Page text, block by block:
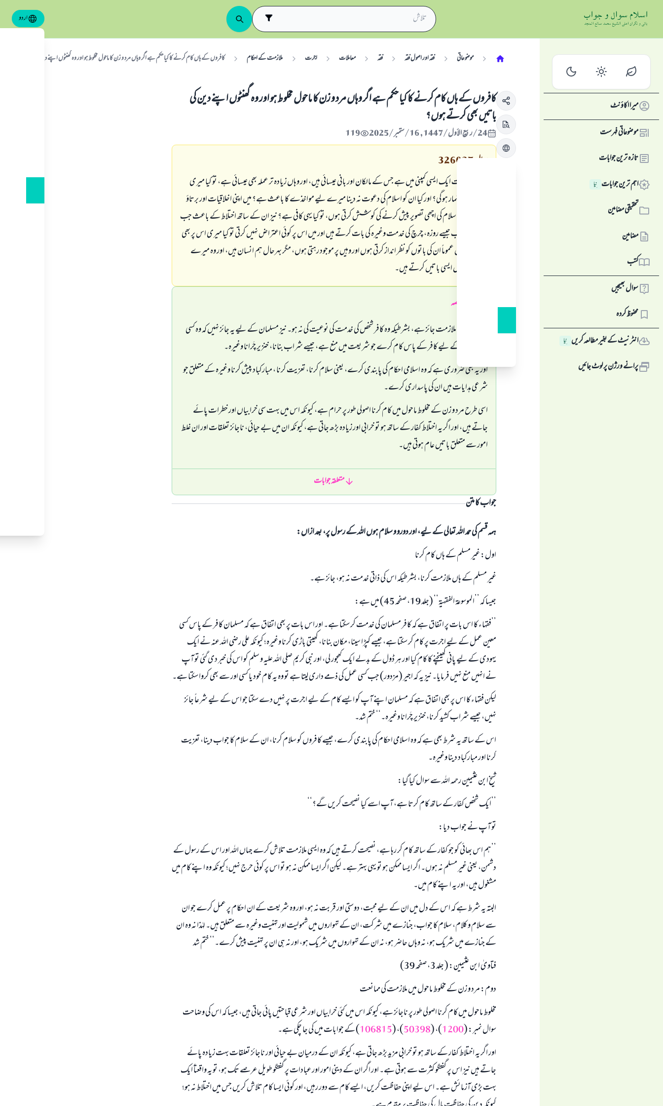
اردو
میرا اکاؤنٹ
موضوعاتی فہرست
تازہ ترین جوابات
اہم ترین جوابات نِیا
تحقیقی مضامین
مضامین
کتب
سوال بھیجیں
محفوظ کردہ
انٹرنیٹ کے بغیر مطالعہ کریں نِیا
پرانے ورژن پر لوٹ جائیں
موضوعاتی فقہ اور اصول فقہ فقہ معاملات اجرت ملازمت کے احکام کافروں کے ہاں کام کرنے کا کیا حکم ہے اگر وہاں مرد و زن کا ماحول مخلوط ہو اور وہ گھنٹوں اپنے دین کی باتیں بھی
کافروں کے ہاں کام کرنے کا کیا حکم ہے اگر وہاں مرد و زن کا ماحول مخلوط ہو اور وہ گھنٹوں اپنے دین کی
باتیں بھی کرتے ہوں؟
24/ربيع الأول/1447 , 16/ستمبر/2025 119
سوال 326027
میری ملازمت ایک ایسی کمپنی میں ہے جس کے مالکان اور بانی عیسائی ہیں، اور وہاں زیادہ تر عملہ بھی عیسائی ہے، تو کیا میری
آمدن حرام شمار ہو گی؟ اور کیا ان کو اسلام کی دعوت نہ دینا میرے لیے مواخذے کا باعث ہے؟ میں اپنی اخلاقیات اور برتاؤ
کے ذریعے اسلام کی اچھی تصویر پیش کرنے کی کوشش کرتی ہوں، تو کیا یہی کافی ہے؟ نیز ان کے ساتھ اختلاط کے باعث جب
وہ اپنے مذہب جیسے روزہ، چرچ کی خدمت وغیرہ کی بات کرتے ہیں اور میں اس پر کوئی اعتراض نہیں کرتی تو کیا میری اس پر بھی
پکڑ ہو گی؟ میں عموماً ان کی باتوں کو نظر انداز کرتی ہوں اور وہیں پر موجود رہتی ہوں، مگر بہرحال ہم انسان ہیں، اور وہ میرے
سامنے گھنٹوں ایسی باتیں کرتے ہیں۔
جواب کا خلاصہ
کافر کے ہاں ملازمت جائز ہے، بشرطیکہ وہ کافر شخص کی خدمت کی نوعیت کی نہ ہو۔ نیز مسلمان کے لیے یہ جائز نہیں کہ وہ کسی
ایسے عمل کے لیے کافر کے پاس کام کرے جو شریعت میں منع ہے، جیسے شراب بنانا، خنزیر چَرانا وغیرہ۔
اور یہ بھی ضروری ہے کہ وہ اسلامی احکام کی پابندی کرے، یعنی سلام کرنا، تعزیت کرنا ، مبارکباد پیش کرنا وغیرہ کے متعلق جو
شرعی ہدایات ہیں ان کی پاسداری کرے۔
اسی طرح مرد و زن کے مخلوط ماحول میں کام کرنا اصولی طور پر حرام ہے، کیونکہ اس میں بہت سی خرابیاں اور خطرات پائے
جاتے ہیں، اور اگر یہ اختلاط کفار کے ساتھ ہو تو خرابی اور زیادہ بڑھ جاتی ہے، کیونکہ ان میں بے حیائی، ناجائز تعلقات اور ان غلط
امور سے متعلق باتیں عام ہوتی ہیں۔
متعلقہ جوابات
جواب کا متن
ہمہ قسم کی حمد اللہ تعالی کے لیے، اور دورو و سلام ہوں اللہ کے رسول پر، بعد ازاں:
اول: غیر مسلم کے ہاں کام کرنا
غیر مسلم کے ہاں ملازمت کرنا، بشرطیکہ اس کی ذاتی خدمت نہ ہو، جائز ہے۔
جیسا کہ ’’الموسوعة الفقهية‘‘ (جلد 19، صفحہ 45) میں ہے:
’’فقہاء کا اس بات پر اتفاق ہے کہ کافر مسلمان کی خدمت کر سکتا ہے۔ اور اس بات پر بھی اتفاق ہے کہ مسلمان کافر کے پاس کسی
معین عمل کے لیے اجرت پر کام کر سکتا ہے، جیسے کپڑا سینا، مکان بنانا، کھیتی باڑی کرنا وغیرہ؛ کیونکہ علی رضی اللہ عنہ نے ایک
یہودی کے لیے پانی کھینچنے کا کام کیا اور ہر ڈول کے بدلے ایک کھجور لی، اور نبی کریم صلی اللہ علیہ و سلم کو اس کی خبر دی گئی تو آپ
نے انہیں منع نہیں فرمایا۔ نیز یہ کہ اجیر (مزدور) جب کسی عمل کی ذمے داری لیتا ہے تو وہ یہ کام خود یا کسی اور سے بھی کروا سکتا ہے۔
لیکن فقہاء کا اس پر بھی اتفاق ہے کہ مسلمان اپنے آپ کو ایسے کام کے لیے اجرت پر نہیں دے سکتا جو اس کے لیے شرعاً جائز
نہیں، جیسے شراب کشید کرنا، خنزیر چَرانا وغیرہ۔‘‘ ختم شد۔
اس کے ساتھ یہ شرط بھی ہے کہ وہ اسلامی احکام کی پابندی کرے، جیسے کافروں کو سلام کرنا، ان کے سلام کا جواب دینا، تعزیت
کرنا اور مبارکباد دینا وغیرہ۔
شیخ ابن عثیمین رحمہ اللہ سے سوال کیا گیا:
’’ایک شخص کفار کے ساتھ کام کرتا ہے، آپ اسے کیا نصیحت کریں گے؟‘‘
تو آپ نے جواب دیا:
’’ہم اس بھائی کو جو کفار کے ساتھ کام کر رہا ہے، نصیحت کرتے ہیں کہ وہ ایسی ملازمت تلاش کرے جہاں اللہ اور اس کے رسول کے
دشمن، یعنی غیر مسلم نہ ہوں۔ اگر ایسا ممکن ہو تو یہی بہتر ہے۔ لیکن اگر ایسا ممکن نہ ہو تو اس پر کوئی حرج نہیں؛ کیونکہ وہ اپنے کام میں
مشغول ہیں، اور یہ اپنے کام میں۔
البتہ یہ شرط ہے کہ اس کے دل میں ان کے لیے محبت، دوستی اور قربت نہ ہو، اور وہ شریعت کے ان احکام پر عمل کرے جو ان
سے سلام و کلام، سلام کا جواب، جنازے میں شرکت، ان کے تہواروں میں شمولیت اور تہنیت وغیرہ سے متعلق ہیں۔ لہٰذا نہ وہ ان
کے جنازے میں شریک ہو، نہ وہاں حاضر ہو، نہ ان کے تہواروں میں شریک ہو، اور نہ ہی ان پر تہنیت پیش کرے۔‘‘ ختم شد
فتاویٰ ابن عثیمین: ( جلد 3، صفحہ 39)
دوم: مرد و زن کے مخلوط ماحول میں ملازمت کی ممانعت
مخلوط ماحول میں کام کرنا اصولی طور پر ناجائز ہے، کیونکہ اس میں کئی خرابیاں اور شرعی قباحتیں پائی جاتی ہیں، جیسا کہ اس کی وضاحت
سوال نمبر: (1200)، (50398)، (106815) کے جوابات میں کی جا چکی ہے۔
اور اگر یہ اختلاط کفار کے ساتھ ہو تو خرابی مزید بڑھ جاتی ہے، کیونکہ ان کے درمیان بے حیائی اور ناجائز تعلقات بہت زیادہ پائے
جاتے ہیں نیز اس پر گفتگو کثرت سے ہوتی ہے۔ اور اگر ان کے دینی امور اور عبادات پر گفتگو طویل عرصے تک ہو، تو یہ واقعتاً ایک
بہت بڑی آزمائش ہے۔ اس لیے اپنی حفاظت کریں، ایسے کام سے دور رہیں، اور کوئی ایسا کام تلاش کریں جس میں اختلاط نہ ہو؛
جواب نمبر 110845 نے نکاح ٹوٹنے سے بچایا۔
امت مسلمہ کے واسطے جوابات پیش کرنے کے لیے ہماری مدد کریں
رسول اللہ صلی اللہ علیہ و سلم کا فرمان ہے: